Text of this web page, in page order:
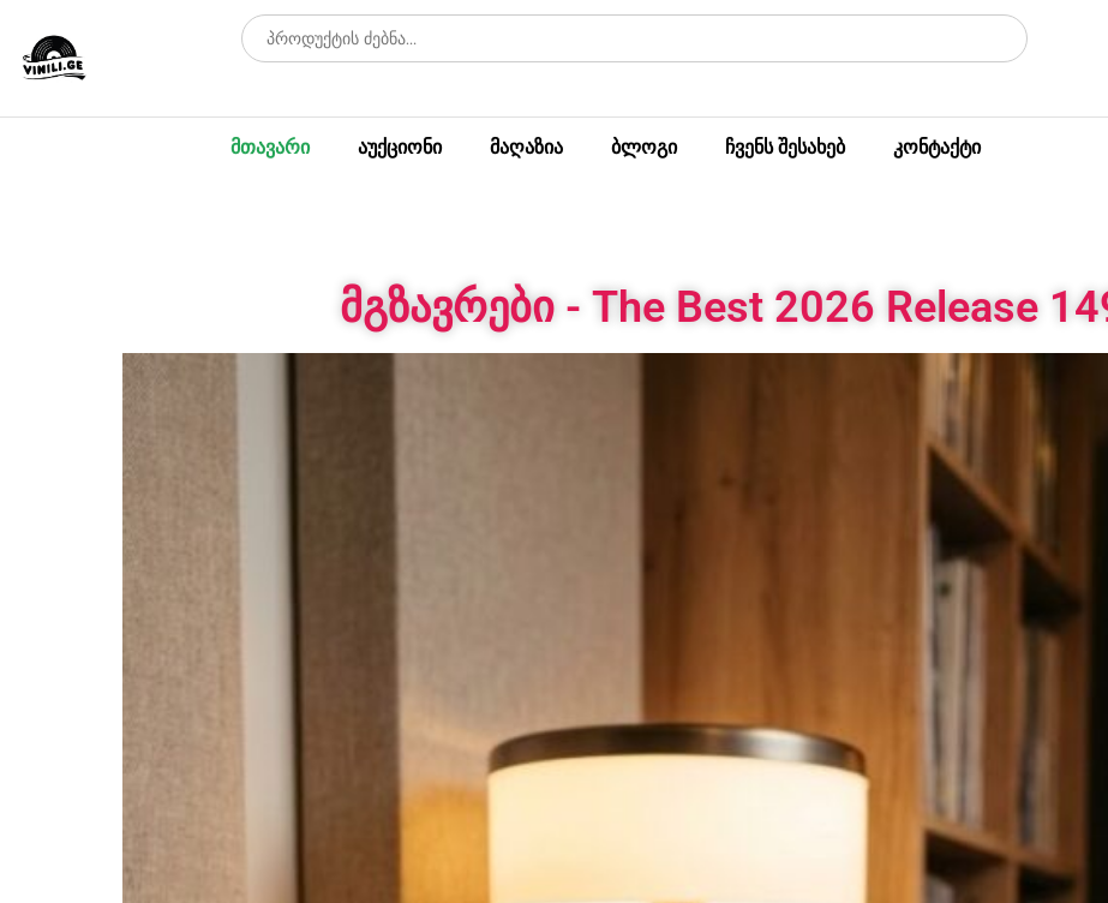
მთავარი აუქციონი მაღაზია ბლოგი ჩვენს შესახებ კონტაქტი
მგზავრები - The Best 2026 Release